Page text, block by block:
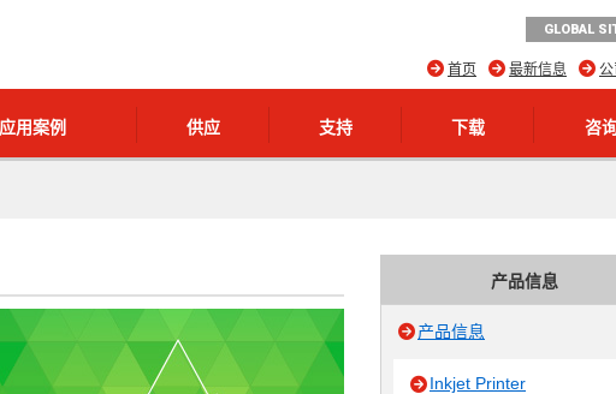
GLOBAL
最新信息
首页
应用案例 供应 支持 下载 咨
产品信息
产品信息
Inkjet Printer